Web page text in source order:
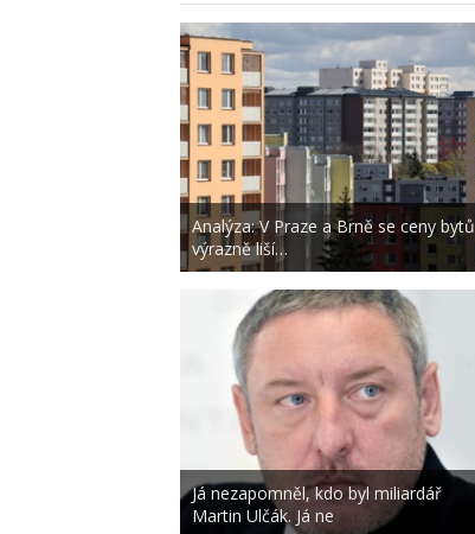
Analýza: V Praze a Brně se ceny bytů
výrazně liší…
Já nezapomněl, kdo byl miliardář
Martin Ulčák. Já ne